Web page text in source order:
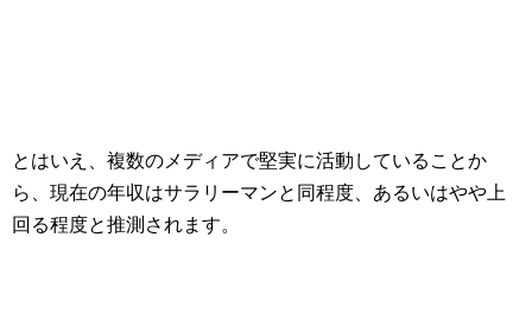
とはいえ、複数のメディアで堅実に活動していることか
ら、現在の年収はサラリーマンと同程度、あるいはやや上
回る程度と推測されます。